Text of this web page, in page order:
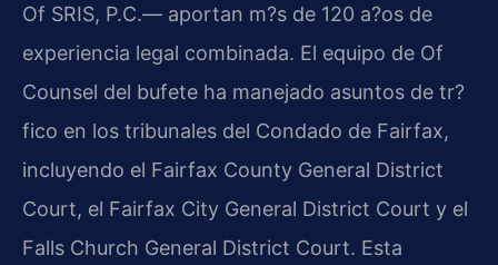
Of SRIS, P.C.— aportan m?s de 120 a?os de
experiencia legal combinada. El equipo de Of
Counsel del bufete ha manejado asuntos de tr?
fico en los tribunales del Condado de Fairfax,
incluyendo el Fairfax County General District
Court, el Fairfax City General District Court y el
Falls Church General District Court. Esta